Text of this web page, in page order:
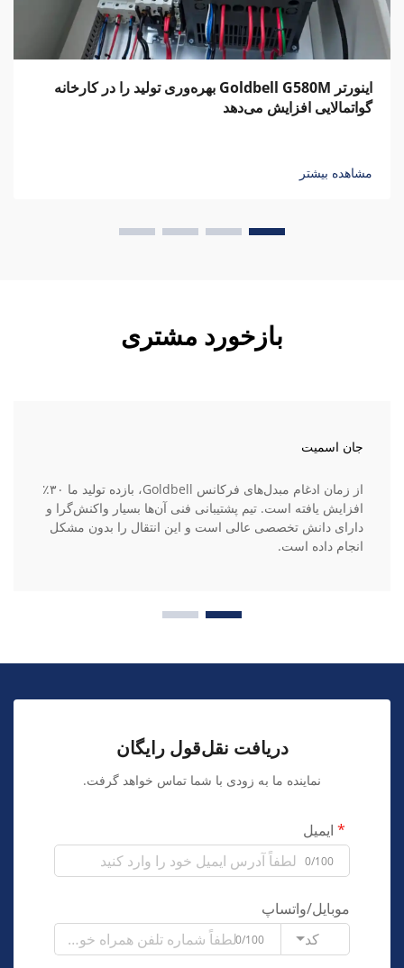
اینورتر Goldbell G580M بهره‌وری تولید را در کارخانه
گواتمالایی افزایش می‌دهد
مشاهده بیشتر
بازخورد مشتری
جان اسمیت
از زمان ادغام مبدل‌های فرکانس Goldbell، بازده تولید ما ۳۰٪
افزایش یافته است. تیم پشتیبانی فنی آن‌ها بسیار واکنش‌گرا و
دارای دانش تخصصی عالی است و این انتقال را بدون مشکل
انجام داده است.
دریافت نقل‌قول رایگان
نماینده ما به زودی با شما تماس خواهد گرفت.
ایمیل
0/100
موبایل/واتساپ
کد
0/100